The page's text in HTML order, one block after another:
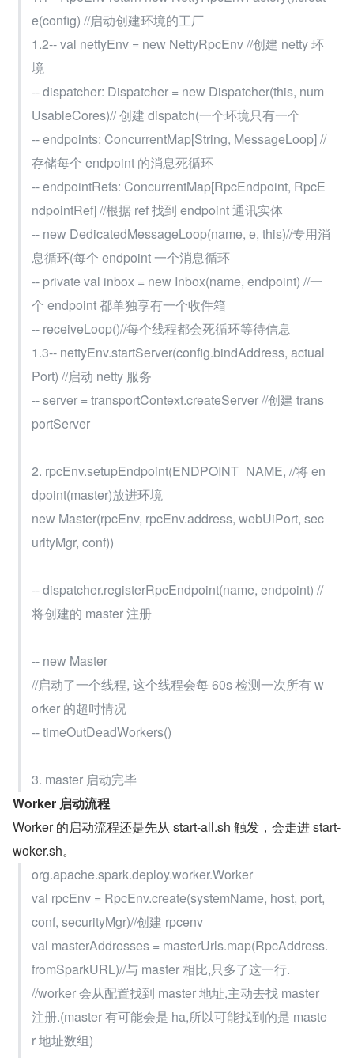
e(config) //启动创建环境的工厂
1.2-- val nettyEnv = new NettyRpcEnv //创建 netty 环
境
-- dispatcher: Dispatcher = new Dispatcher(this, num
UsableCores)// 创建 dispatch(一个环境只有一个
-- endpoints: ConcurrentMap[String, MessageLoop] //
存储每个 endpoint 的消息死循环
-- endpointRefs: ConcurrentMap[RpcEndpoint, RpcE
ndpointRef] //根据 ref 找到 endpoint 通讯实体
-- new DedicatedMessageLoop(name, e, this)//专用消
息循环(每个 endpoint 一个消息循环
-- private val inbox = new Inbox(name, endpoint) //一
个 endpoint 都单独享有一个收件箱
-- receiveLoop()//每个线程都会死循环等待信息
1.3-- nettyEnv.startServer(config.bindAddress, actual
Port) //启动 netty 服务
-- server = transportContext.createServer //创建 trans
portServer
2. rpcEnv.setupEndpoint(ENDPOINT_NAME, //将 en
dpoint(master)放进环境
new Master(rpcEnv, rpcEnv.address, webUiPort, sec
urityMgr, conf))
-- dispatcher.registerRpcEndpoint(name, endpoint) //
将创建的 master 注册
-- new Master
//启动了一个线程, 这个线程会每 60s 检测一次所有 w
orker 的超时情况
-- timeOutDeadWorkers()
3. master 启动完毕
Worker 启动流程
Worker 的启动流程还是先从 start-all.sh 触发，会走进 start-
woker.sh。
org.apache.spark.deploy.worker.Worker
val rpcEnv = RpcEnv.create(systemName, host, port,
conf, securityMgr)//创建 rpcenv
val masterAddresses = masterUrls.map(RpcAddress.
fromSparkURL)//与 master 相比,只多了这一行.
//worker 会从配置找到 master 地址,主动去找 master
注册.(master 有可能会是 ha,所以可能找到的是 maste
r 地址数组)